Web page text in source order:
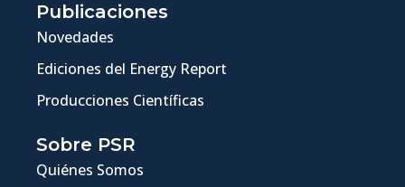
Publicaciones
Novedades
Ediciones del Energy Report
Producciones Científicas
Sobre PSR
Quiénes Somos